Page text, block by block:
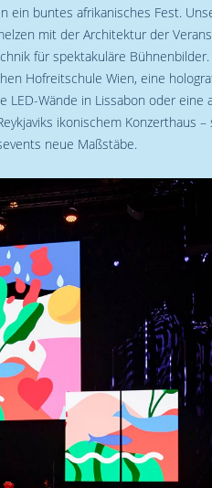
ein buntes afrikanisches Fest.
mit der Architektur der
für spektakuläre
Hofreitschule Wien, eine
LED-Wände in Lissabon oder
ikonischem Konzerthaus
neue Maßstäbe.